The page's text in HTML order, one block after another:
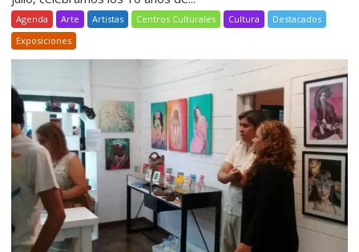
Agenda Arte Artistas Centros Culturales Cultura
Destacados
Exposiciones